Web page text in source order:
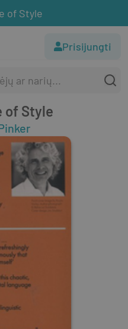
of Style
Prisijungti
of Style